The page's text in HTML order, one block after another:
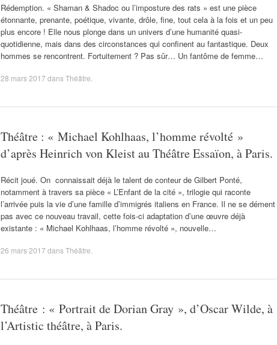
Rédemption. « Shaman & Shadoc ou l’imposture des rats » est une pièce
étonnante, prenante, poétique, vivante, drôle, fine, tout cela à la fois et un peu
plus encore ! Elle nous plonge dans un univers d’une humanité quasi-
quotidienne, mais dans des circonstances qui confinent au fantastique. Deux
hommes se rencontrent. Fortuitement ? Pas sûr… Un fantôme de femme…
28 mars 2017 dansThéâtre
Théâtre : « Michael Kohlhaas, l’homme révolté »
d’après Heinrich von Kleist au Théâtre Essaïon, à Paris.
Récit joué. On connaissait déjà le talent de conteur de Gilbert Ponté,
notamment à travers sa pièce « L’Enfant de la cité », trilogie qui raconte
l’arrivée puis la vie d’une famille d’immigrés italiens en France. Il ne se dément
pas avec ce nouveau travail, cette fois-ci adaptation d’une œuvre déjà
existante : « Michael Kohlhaas, l’homme révolté », nouvelle…
26 mars 2017 dansThéâtre
Théâtre : « Portrait de Dorian Gray », d’Oscar Wilde, à
l’Artistic théâtre, à Paris.